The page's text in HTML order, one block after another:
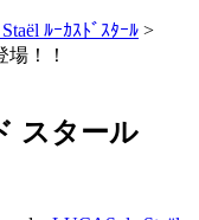
ﾙｰｶｽﾄﾞｽﾀｰﾙ >
！！
スタール